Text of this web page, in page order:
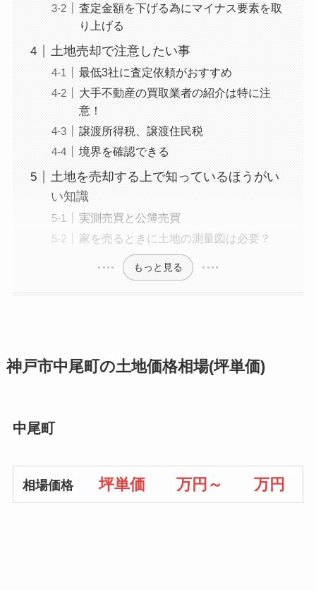
査定金額を下げる為にマイナス要素を取
り上げる
土地売却で注意したい事
最低3社に査定依頼がおすすめ
大手不動産の買取業者の紹介は特に注
意！
譲渡所得税、譲渡住民税
境界を確認できる
土地を売却する上で知っているほうがい
い知識
実測売買と公簿売買
家を売るときに土地の測量図は必要？
もっと見る
神戸市中尾町の土地価格相場(坪単価)
中尾町
相場価格坪単価 万円～ 万円